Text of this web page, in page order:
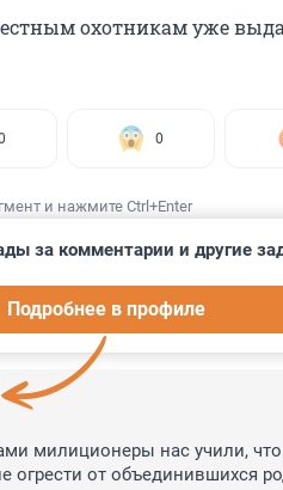
охотникам уже
0
и нажмите Ctrl+Enter
за комментарии и другие
Подробнее в профиле
милиционеры нас учили,
огрести от объединившихся